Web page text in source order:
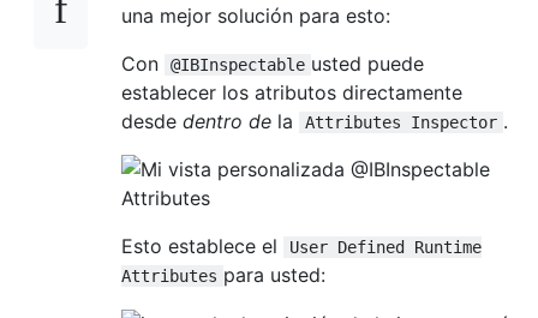
una mejor solución para esto:
Con
@IBInspectable usted puede
establecer los atributos directamente
desde dentro de la Attributes Inspector .
Esto establece el
User Defined Runtime
Attributes para usted: